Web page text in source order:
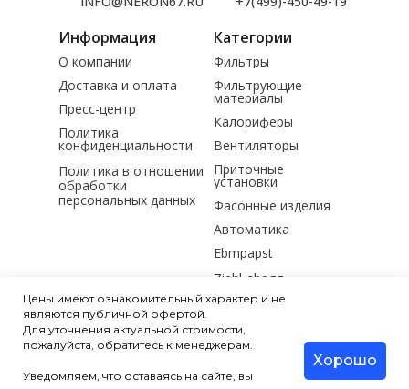
Цены имеют ознакомительный характер и не
являются публичной офертой.
Для уточнения актуальной стоимости,
пожалуйста, обратитесь к менеджерам.
Уведомляем, что оставаясь на сайте, вы
Хорошо
Информация Категории
Фильтры
Доставка и оплата
Пресс-центр
О компании
Политика
конфиденциальности
Политика в отношении
обработки
персональных данных
Фильтрующие
материалы
Вентиляторы
Калориферы
Ebmpapst
Приточные
установки
Фасонные изделия
Автоматика
Ziehl-abegg
Электродвигатели
Мотор-редукторы